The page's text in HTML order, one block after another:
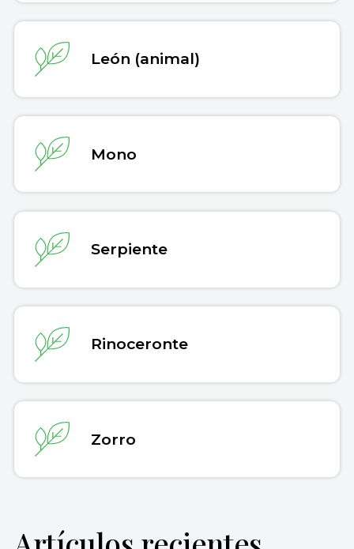
León (animal)
Mono
Serpiente
Rinoceronte
Zorro